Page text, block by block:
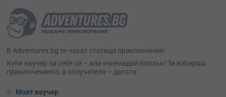
В Adventures.bg те чакат стотици приключения!
Kупи ваучер за себе си – или изненадай близък! Ти избираш
приключението, а получателя – датата.
Моят ваучер